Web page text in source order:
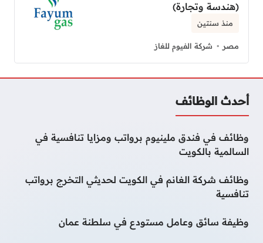
(هندسة وتجارة)
منذ سنتين
مصر شركة الفيوم للغاز
أحدث الوظائف
وظائف في فندق ملينيوم برواتب ومزايا تنافسية في
السالمية بالكويت
وظائف شركة الغانم في الكويت لحديثي التخرج برواتب
تنافسية
وظيفة سائق وعامل مستودع في سلطنة عمان